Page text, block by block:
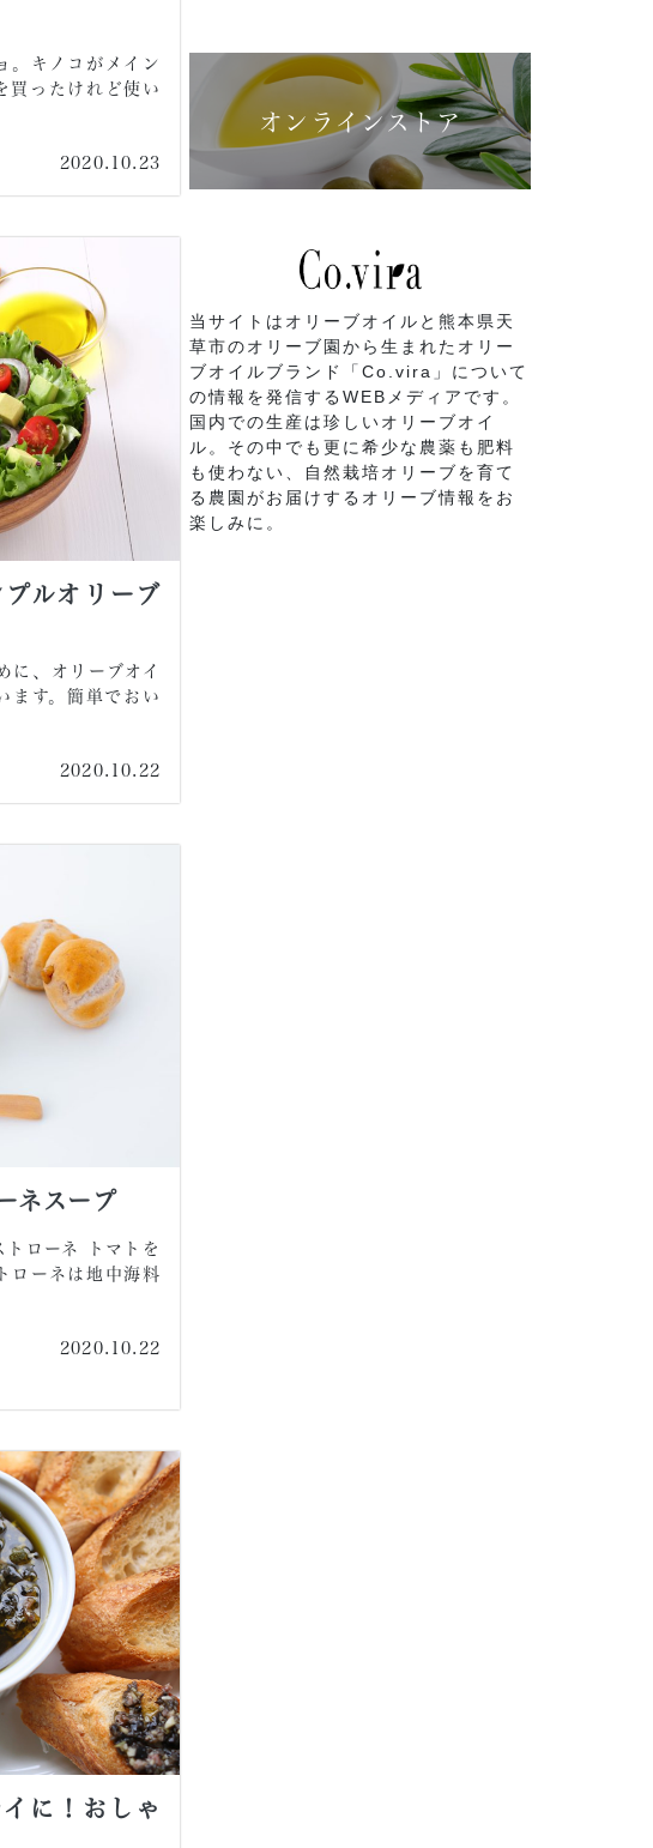
。キノコがメイン
買ったけれど使い
2020.10.23
ルオリーブ
に、オリーブオイ
ます。簡単でおい
2020.10.22
ネスープ
トローネ トマトを
ローネは地中海料
2020.10.22
に！おしゃ
オンラインストア
当サイトはオリーブオイルと熊本県天
草市のオリーブ園から生まれたオリー
ブオイルブランド「Co.vira」について
の情報を発信するWEBメディアです。
国内での生産は珍しいオリーブオイ
ル。その中でも更に希少な農薬も肥料
も使わない、自然栽培オリーブを育て
る農園がお届けするオリーブ情報をお
楽しみに。